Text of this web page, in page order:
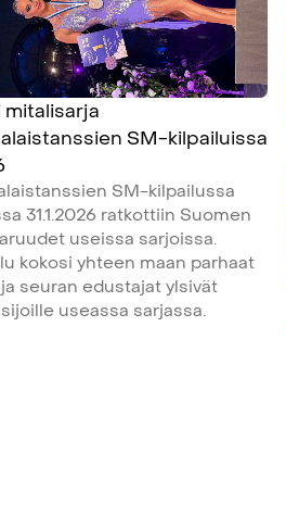
mitalisarja
SM-kilpailuissa
SM-kilpailussa
31.1.2026 ratkottiin Suomen
useissa sarjoissa.
kokosi yhteen maan parhaat
seuran edustajat ylsivät
useassa sarjassa.